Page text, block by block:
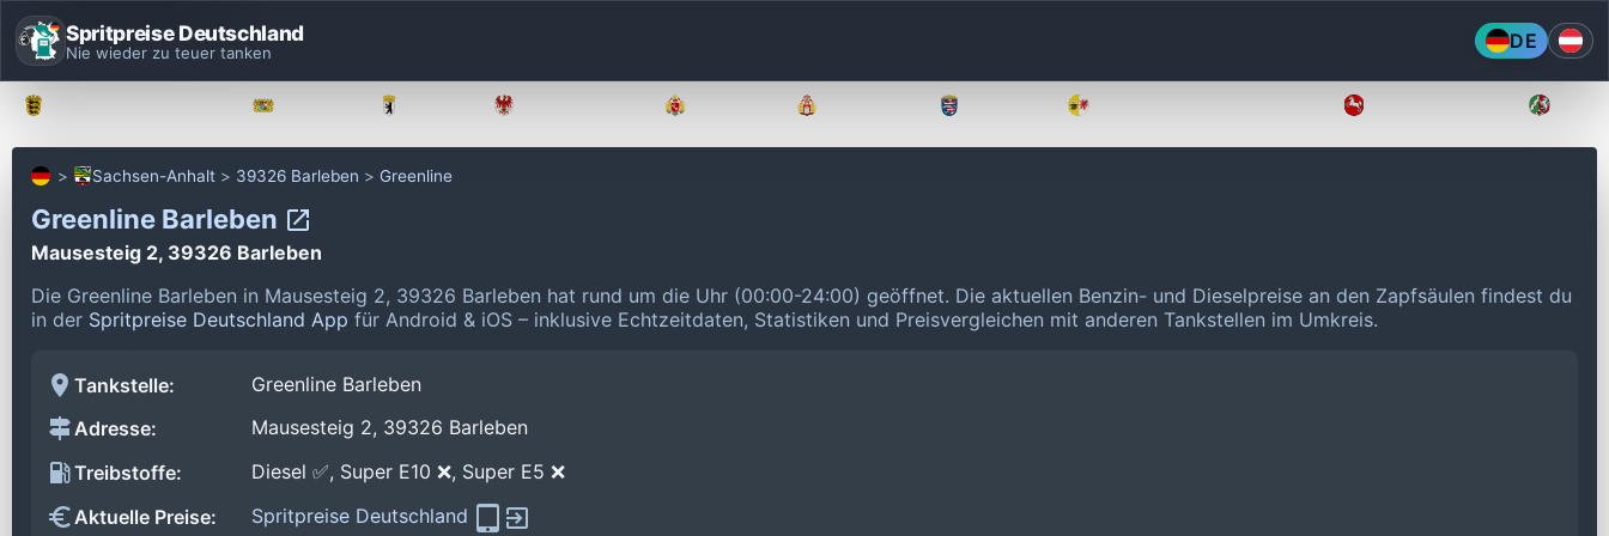
Spritpreise Deutschland
Nie wieder zu teuer tanken DE
Sachsen-Anhalt 39326 Barleben Greenline
Greenline Barleben
Mausesteig 2, 39326 Barleben
Die Greenline Barleben in Mausesteig 2, 39326 Barleben hat rund um die Uhr (00:00-24:00) geöffnet. Die aktuellen Benzin- und Dieselpreise an den Zapfsäulen findest du
in der Spritpreise Deutschland App für Android & iOS – inklusive Echtzeitdaten, Statistiken und Preisvergleichen mit anderen Tankstellen im Umkreis.
Tankstelle:
Greenline Barleben
Adresse:
Mausesteig 2, 39326 Barleben
Treibstoffe:
Diesel ✅, Super E10 ❌, Super E5 ❌
Aktuelle Preise:
Spritpreise Deutschland